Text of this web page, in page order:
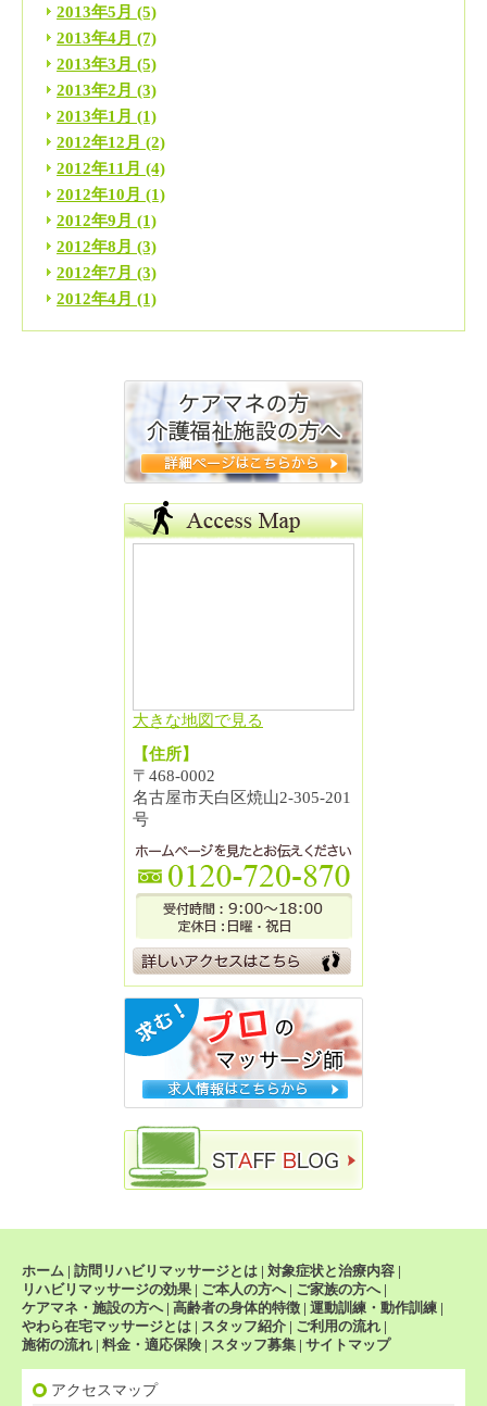
2013年5月 (5)
2013年4月 (7)
2013年3月 (5)
2013年2月 (3)
2013年1月 (1)
2012年12月 (2)
2012年11月 (4)
2012年10月 (1)
2012年9月 (1)
2012年8月 (3)
2012年7月 (3)
2012年4月 (1)
大きな地図で見る
【住所】
〒468-0002
名古屋市天白区焼山2-305-201
号
ホーム | 訪問リハビリマッサージとは | 対象症状と治療内容 |
リハビリマッサージの効果 | ご本人の方へ| ご家族の方へ|
ケアマネ・施設の方へ| 高齢者の身体的特徴 | 運動訓練・動作訓練 |
やわら在宅マッサージとは | スタッフ紹介 | ご利用の流れ |
施術の流れ | 料金・適応保険 | スタッフ募集 | サイトマップ
アクセスマップ